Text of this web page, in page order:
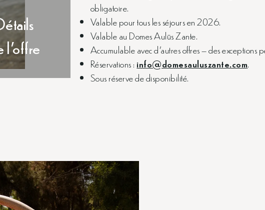
l’offre
obligatoire.
Valable pour tous les séjours en 2026.
Valable au Domes Aulūs Zante.
Accumulable avec d’autres offres – des exceptions
Réservations : info@domesauluszante.com
Sous réserve de disponibilité.